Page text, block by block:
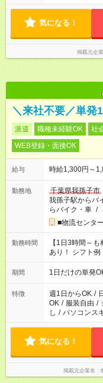
気になる！
掲載元企
＼来社不要／単発
派遣 職種未経験OK 社
WEB登録・面接OK
給与 時給1,300円～
勤務地
千葉県我孫子市
我孫子駅からバ
らバイク・車 /
■物流センタ
勤務時間
【1日3時間～
あり！ シフト
▼18:00～21:00
期間 1日だけの単発
特徴 週1日からOK /
OK / 服装自由 /
し / パソコンス
気になる！
掲載元企業名